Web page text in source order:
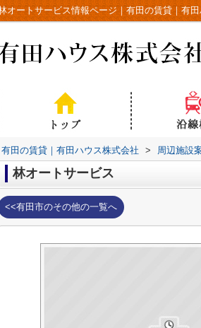
オートサービス情報ページ｜有田の賃貸｜有
有田の賃貸｜有田ハウス株式会社 > 周辺施設
林オートサービス
<<有田市のその他の一覧へ